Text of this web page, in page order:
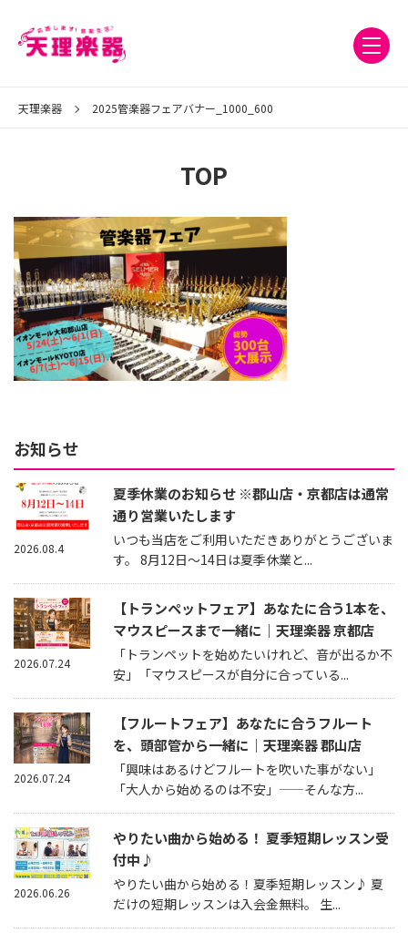
天理楽器 2025管楽器フェアバナー_1000_600
TOP
お知らせ
夏季休業のお知らせ ※郡山店・京都店は通常
通り営業いたします
いつも当店をご利用いただきありがとうございま
す。 8月12日～14日は夏季休業と...
2026.08.4
【トランペットフェア】あなたに合う1本を、
マウスピースまで一緒に｜天理楽器 京都店
「トランペットを始めたいけれど、音が出るか不
安」「マウスピースが自分に合っている...
2026.07.24
【フルートフェア】あなたに合うフルート
を、頭部管から一緒に｜天理楽器 郡山店
「興味はあるけどフルートを吹いた事がない」
「大人から始めるのは不安」——そんな方...
2026.07.24
やりたい曲から始める！ 夏季短期レッスン受
付中♪
やりたい曲から始める！夏季短期レッスン♪ 夏
だけの短期レッスンは入会金無料。 生...
2026.06.26